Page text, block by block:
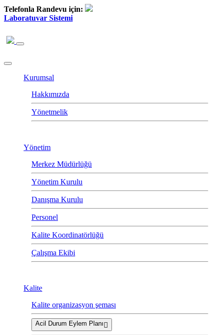
Telefonla Randevu için:
Laboratuvar Sistemi
Kurumsal
Hakkımızda
Yönetmelik
Yönetim
Merkez Müdürlüğü
Yönetim Kurulu
Danışma Kurulu
Personel
Kalite Koordinatörlüğü
Çalışma Ekibi
Kalite
Kalite organizasyon şeması
Acil Durum Eylem Planı